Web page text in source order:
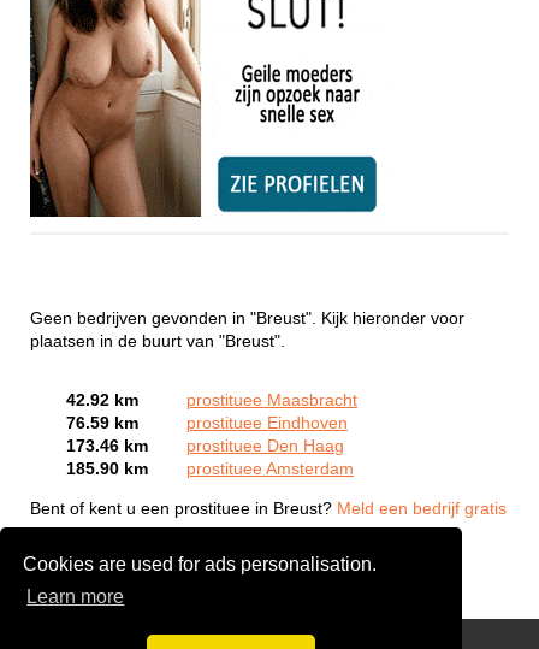
Cookies are used for ads personalisation.
Learn more
Geen bedrijven gevonden in "Breust". Kijk hieronder voor
plaatsen in de buurt van "Breust".
42.92 km
prostituee Maasbracht
76.59 km
prostituee Eindhoven
173.46 km
prostituee Den Haag
185.90 km
prostituee Amsterdam
Bent of kent u een prostituee in Breust? Meld een bedrijf gratis
aan